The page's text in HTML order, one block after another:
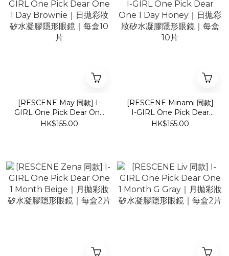
[RESCENE May 同款] I-
GIRL One Pick Dear One
1 Day Brownie｜日拋彩妝
HK$155.00
[RESCENE Minami 同款]
I-GIRL One Pick Dear
One 1 Day Honey｜日拋
HK$155.00